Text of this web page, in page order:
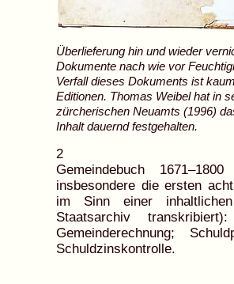
Überlieferung hin und wieder
Dokumente nach wie vor
Verfall dieses Dokuments ist
Editionen. Thomas Weibel hat in
zürcherischen Neuamts (1996)
Inhalt dauernd festgehalten.
2
Gemeindebuch
insbesondere die ersten
im Sinn einer
Staatsarchiv
Gemeinderechnung;
Schuldzinskontrolle.